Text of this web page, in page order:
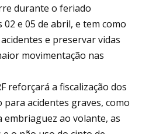
durante o feriado
e 05 de abril, e tem como
e preservar vidas
movimentação nas
reforçará a fiscalização dos
acidentes graves, como
embriaguez ao volante, as